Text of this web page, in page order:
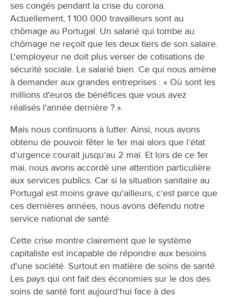
ses congés pendant la crise du corona.
Actuellement, 1 100 000 travailleurs sont au
chômage au Portugal. Un salarié qui tombe au
chômage ne reçoit que les deux tiers de son salaire.
L'employeur ne doit plus verser de cotisations de
sécurité sociale. Le salarié bien. Ce qui nous amène
à demander aux grandes entreprises : « Où sont les
millions d'euros de bénéfices que vous avez
réalisés l'année dernière ? ».
Mais nous continuons à lutter. Ainsi, nous avons
obtenu de pouvoir fêter le 1er mai alors que l’état
d’urgence courait jusqu’au 2 mai. Et lors de ce 1er
mai, nous avons accordé une attention particulière
aux services publics. Car si la situation sanitaire au
Portugal est moins grave qu'ailleurs, c’est parce que
ces dernières années, nous avons défendu notre
service national de santé.
Cette crise montre clairement que le système
capitaliste est incapable de répondre aux besoins
d'une société. Surtout en matière de soins de santé.
Les pays qui ont fait des économies sur le dos des
soins de santé font aujourd’hui face à des